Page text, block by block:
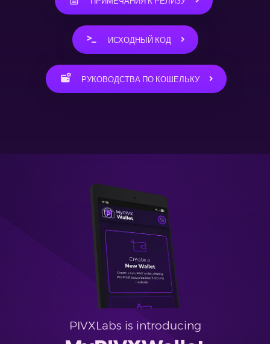
ИСХОДНЫЙ КОД
РУКОВОДСТВА ПО КОШЕЛЬКУ
PIVXLabs is introducing